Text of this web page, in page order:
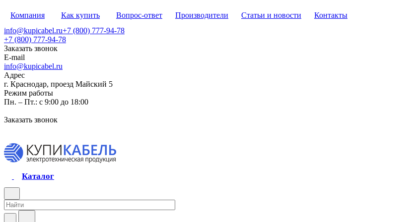
Компания Как купить Вопрос-ответ Производители Статьи и новости
Контакты
info@kupicabel.ru+7 (800) 777-94-78
+7 (800) 777-94-78
Заказать звонок
E-mail
info@kupicabel.ru
Адрес
г. Краснодар, проезд Майский 5
Режим работы
Пн. – Пт.: с 9:00 до 18:00
Заказать звонок
Каталог